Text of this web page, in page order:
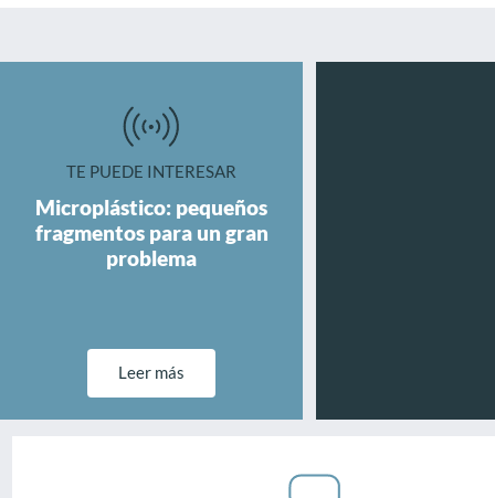
TE PUEDE INTERESAR
Microplástico: pequeños
fragmentos para un gran
problema
Leer más